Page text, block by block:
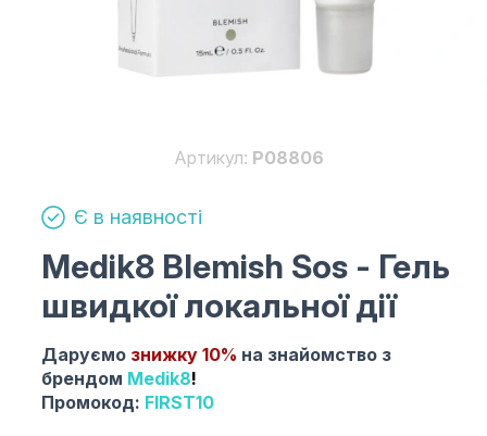
Артикул: P08806
Є в наявності
Medik8 Blemish Sos- Гель
швидкої локальної дії
Даруємо знижку 10% на знайомство з
брендом Medik8!
Промокод: FIRST10